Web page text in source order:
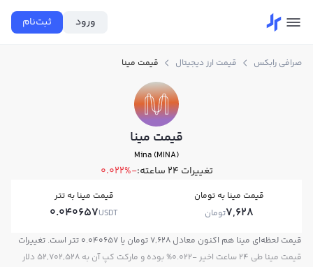
ورود ثبت‌نام
صرافی رابکس قیمت ارز دیجیتال قیمت مینا
قیمت مینا
Mina (MINA)
تغییرات ۲۴ ساعته: -0.022%
قیمت مینا به تومان
7,628تومان
قیمت مینا به تتر
0.040657USDT
قیمت لحظه‌ای مینا هم اکنون معادل 7,628 تومان یا 0.040657 تتر است. تغییرات
قیمت مینا طی 24 ساعت اخیر -0.022% بوده و مارکت کپ آن به 52,702,528 دلار